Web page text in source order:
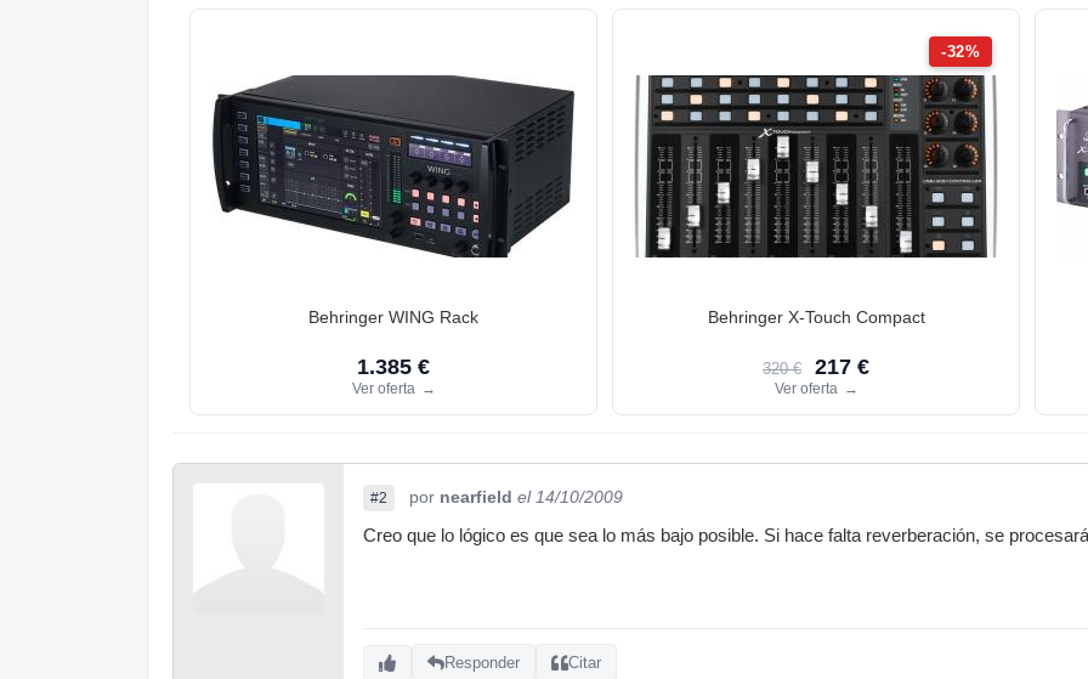
Behringer WING Rack
1.385 €
Ver oferta →
-32%
Behringer X-Touch Compact
320 € 217 €
Ver oferta →
#2 por nearfield el 14/10/2009
Creo que lo lógico es que sea lo más bajo posible. Si hace falta reverberación, se
Responder Citar